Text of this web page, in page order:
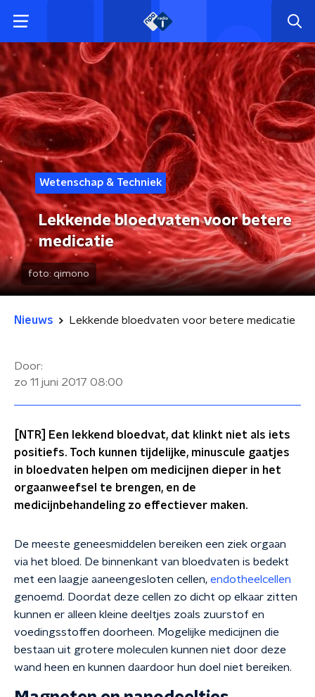
Wetenschap & Techniek
Lekkende bloedvaten voor betere
medicatie
foto: qimono
Nieuws Lekkende bloedvaten voor betere medicatie
Door:
zo 11 juni 2017 08:00
[NTR] Een lekkend bloedvat, dat klinkt niet als iets
positiefs. Toch kunnen tijdelijke, minuscule gaatjes
in bloedvaten helpen om medicijnen dieper in het
orgaanweefsel te brengen, en de
medicijnbehandeling zo effectiever maken.
De meeste geneesmiddelen bereiken een ziek orgaan
via het bloed. De binnenkant van bloedvaten is bedekt
met een laagje aaneengesloten cellen, endotheelcellen
genoemd. Doordat deze cellen zo dicht op elkaar zitten
kunnen er alleen kleine deeltjes zoals zuurstof en
voedingsstoffen doorheen. Mogelijke medicijnen die
bestaan uit grotere moleculen kunnen niet door deze
wand heen en kunnen daardoor hun doel niet bereiken.